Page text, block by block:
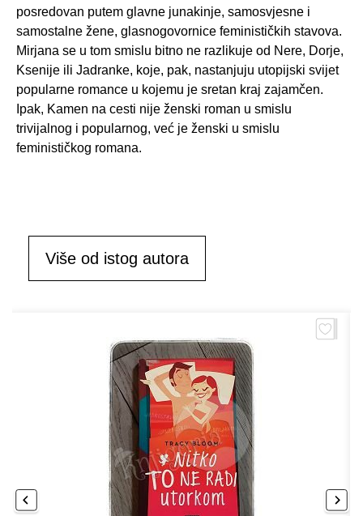
posredovan putem glavne junakinje, samosvjesne i
samostalne žene, glasnogovornice feminističkih stavova.
Mirjana se u tom smislu bitno ne razlikuje od Nere, Dorje,
Ksenije ili Jadranke, koje, pak, nastanjuju utopijski svijet
popularne romance u kojemu je sretan kraj zajamčen.
Ipak, Kamen na cesti nije ženski roman u smislu
trivijalnog i popularnog, već je ženski u smislu
feminističkog romana.
Više od istog autora